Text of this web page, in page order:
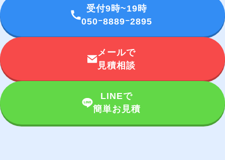
受付9時~19時
050ｰ8889ｰ2895
メールで
見積相談
LINEで
簡単お見積